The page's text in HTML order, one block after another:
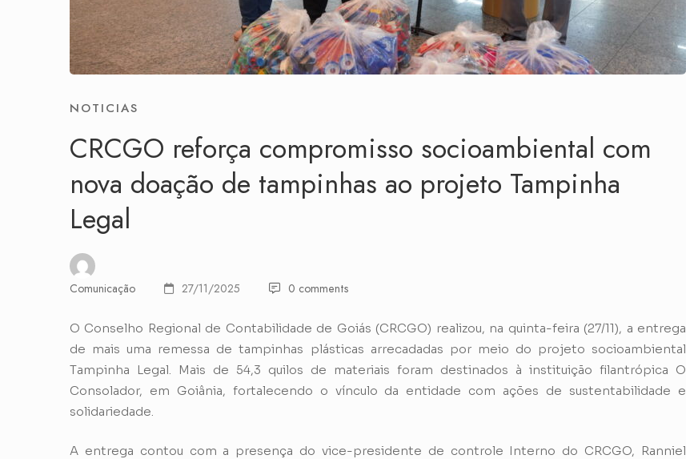
NOTICIAS
CRCGO reforça compromisso socioambiental com
nova doação de tampinhas ao projeto Tampinha
Legal
Comunicação 27/11/2025 0 comments
O Conselho Regional de Contabilidade de Goiás (CRCGO) realizou, na quinta-feira (27/11), a entrega
de mais uma remessa de tampinhas plásticas arrecadadas por meio do projeto socioambiental
Tampinha Legal. Mais de 54,3 quilos de materiais foram destinados à instituição filantrópica O
Consolador, em Goiânia, fortalecendo o vínculo da entidade com ações de sustentabilidade e
solidariedade.
A entrega contou com a presença do vice-presidente de controle Interno do CRCGO, Ranniel